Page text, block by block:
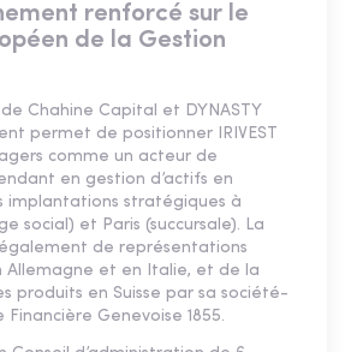
renforcé sur le
de la Gestion
Chahine Capital et DYNASTY
permet de positionner IRIVEST
comme un acteur de
en gestion d’actifs en
implantations stratégiques à
social) et Paris (succursale). La
de représentations
Allemagne et en Italie, et de la
produits en Suisse par sa société-
Genevoise 1855.